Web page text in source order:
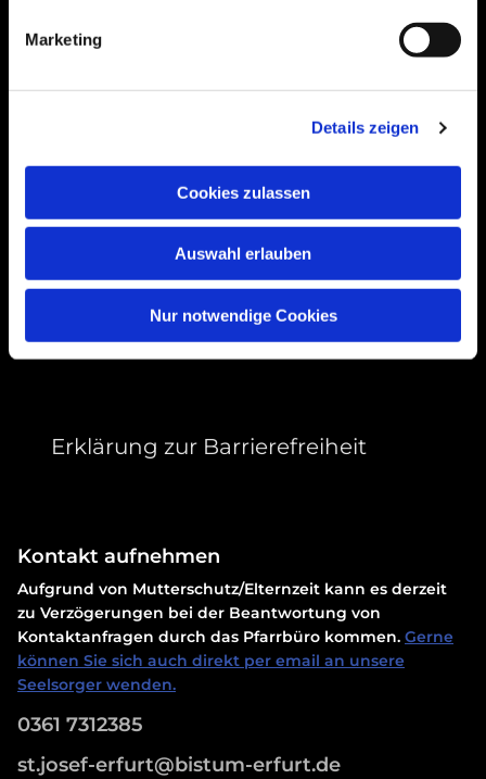
Marketing
Details zeigen
Cookies zulassen
Auswahl erlauben
Nur notwendige Cookies
99089 Erfurt, Thüringen
Erklärung zur Barrierefreiheit
Kontakt aufnehmen
Aufgrund von Mutterschutz/Elternzeit kann es derzeit
zu Verzögerungen bei der Beantwortung von
Kontaktanfragen durch das Pfarrbüro kommen. Gerne
können Sie sich auch direkt per email an unsere
Seelsorger wenden.
0361 7312385
st.josef-erfurt@bistum-erfurt.de